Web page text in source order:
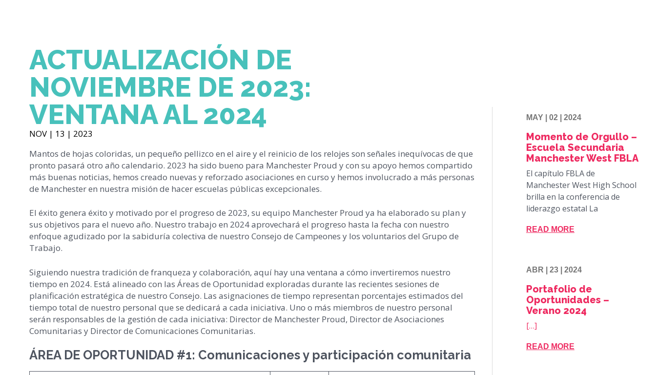
ACTUALIZACIÓN DE
NOVIEMBRE DE 2023:
VENTANA AL 2024
NOV | 13 | 2023
Mantos de hojas coloridas, un pequeño pellizco en el aire y el reinicio de los relojes son señales inequívocas de que
pronto pasará otro año calendario. 2023 ha sido bueno para Manchester Proud y con su apoyo hemos compartido
más buenas noticias, hemos creado nuevas y reforzado asociaciones en curso y hemos involucrado a más personas
de Manchester en nuestra misión de hacer escuelas públicas excepcionales.
El éxito genera éxito y motivado por el progreso de 2023, su equipo Manchester Proud ya ha elaborado su plan y
sus objetivos para el nuevo año. Nuestro trabajo en 2024 aprovechará el progreso hasta la fecha con nuestro
enfoque agudizado por la sabiduría colectiva de nuestro Consejo de Campeones y los voluntarios del Grupo de
Trabajo.
Siguiendo nuestra tradición de franqueza y colaboración, aquí hay una ventana a cómo invertiremos nuestro
tiempo en 2024. Está alineado con las Áreas de Oportunidad exploradas durante las recientes sesiones de
planificación estratégica de nuestro Consejo. Las asignaciones de tiempo representan porcentajes estimados del
tiempo total de nuestro personal que se dedicará a cada iniciativa. Uno o más miembros de nuestro personal
serán responsables de la gestión de cada iniciativa: Director de Manchester Proud, Director de Asociaciones
Comunitarias y Director de Comunicaciones Comunitarias.
ÁREA DE OPORTUNIDAD #1: Comunicaciones y participación comunitaria
MAY | 02 | 2024
Momento de Orgullo –
Escuela Secundaria
Manchester West FBLA
El capítulo FBLA de
Manchester West High School
brilla en la conferencia de
liderazgo estatal La
READ MORE
ABR | 23 | 2024
Portafolio de
Oportunidades –
Verano 2024
[…]
READ MORE